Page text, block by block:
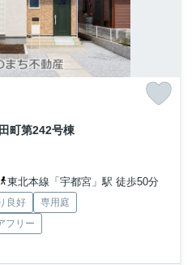
町第242号棟
東北本線「宇都宮」駅 徒歩50分
良好
専用庭
フリー